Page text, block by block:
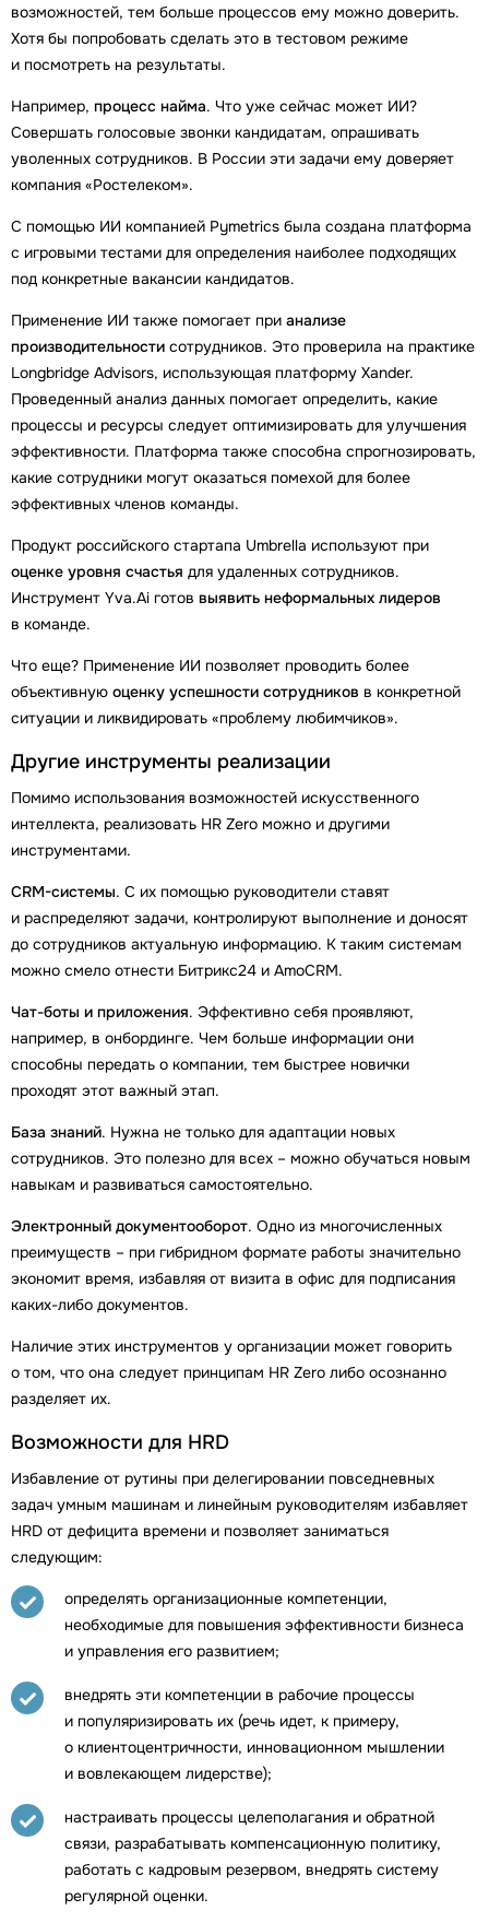
возможностей, тем больше процессов ему можно доверить.
Хотя бы попробовать сделать это в тестовом режиме
и посмотреть на результаты.
Например, процесс найма. Что уже сейчас может ИИ?
Совершать голосовые звонки кандидатам, опрашивать
уволенных сотрудников. В России эти задачи ему доверяет
компания «Ростелеком».
С помощью ИИ компанией Pymetrics была создана платформа
с игровыми тестами для определения наиболее подходящих
под конкретные вакансии кандидатов.
Применение ИИ также помогает при анализе
производительности сотрудников. Это проверила на практике
Longbridge Advisors, использующая платформу Xander.
Проведенный анализ данных помогает определить, какие
процессы и ресурсы следует оптимизировать для улучшения
эффективности. Платформа также способна спрогнозировать,
какие сотрудники могут оказаться помехой для более
эффективных членов команды.
Продукт российского стартапа Umbrella используют при
оценке уровня счастья для удаленных сотрудников.
Инструмент Yva.Ai готов выявить неформальных лидеров
в команде.
Что еще? Применение ИИ позволяет проводить более
объективную оценку успешности сотрудников в конкретной
ситуации и ликвидировать «проблему любимчиков».
Другие инструменты реализации
Помимо использования возможностей искусственного
интеллекта, реализовать HR Zero можно и другими
инструментами.
CRM-системы. С их помощью руководители ставят
и распределяют задачи, контролируют выполнение и доносят
до сотрудников актуальную информацию. К таким системам
можно смело отнести Битрикс24 и AmoCRM.
Чат-боты и приложения. Эффективно себя проявляют,
например, в онбординге. Чем больше информации они
способны передать о компании, тем быстрее новички
проходят этот важный этап.
База знаний. Нужна не только для адаптации новых
сотрудников. Это полезно для всех – можно обучаться новым
навыкам и развиваться самостоятельно.
Электронный документооборот. Одно из многочисленных
преимуществ – при гибридном формате работы значительно
экономит время, избавляя от визита в офис для подписания
каких-либо документов.
Наличие этих инструментов у организации может говорить
о том, что она следует принципам HR Zero либо осознанно
разделяет их.
Возможности для HRD
Избавление от рутины при делегировании повседневных
задач умным машинам и линейным руководителям избавляет
HRD от дефицита времени и позволяет заниматься
следующим:
определять организационные компетенции,
необходимые для повышения эффективности бизнеса
и управления его развитием;
внедрять эти компетенции в рабочие процессы
и популяризировать их (речь идет, к примеру,
о клиентоцентричности, инновационном мышлении
и вовлекающем лидерстве);
настраивать процессы целеполагания и обратной
связи, разрабатывать компенсационную политику,
работать с кадровым резервом, внедрять систему
регулярной оценки.